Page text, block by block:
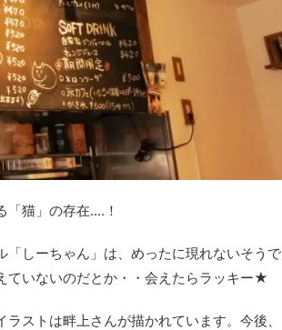
猫」の存在....！
しーちゃん」は、めったに現れないそうで
ていないのだとか・・会えたらラッキー★
ストは畔上さんが描かれています。今後、